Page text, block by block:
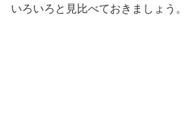
いろいろと見比べておきましょう。